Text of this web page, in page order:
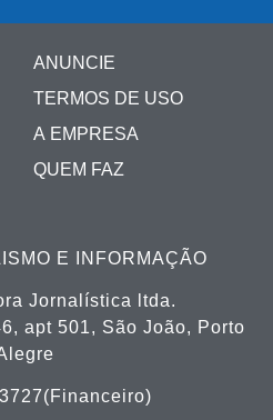
ANUNCIE
TERMOS DE USO
A EMPRESA
QUEM FAZ
E INFORMAÇÃO
Jornalística ltda.
apt 501, São João, Porto